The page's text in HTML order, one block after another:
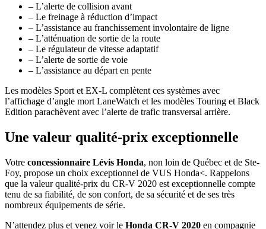
– L’alerte de collision avant
– Le freinage à réduction d’impact
– L’assistance au franchissement involontaire de ligne
– L’atténuation de sortie de la route
– Le régulateur de vitesse adaptatif
– L’alerte de sortie de voie
– L’assistance au départ en pente
Les modèles Sport et EX-L complètent ces systèmes avec
l’affichage d’angle mort LaneWatch et les modèles Touring et Black
Edition parachèvent avec l’alerte de trafic transversal arrière.
Une valeur qualité-prix exceptionnelle
Votre concessionnaire Lévis Honda, non loin de Québec et de Ste-
Foy, propose un choix exceptionnel de VUS Honda<. Rappelons
que la valeur qualité-prix du CR-V 2020 est exceptionnelle compte
tenu de sa fiabilité, de son confort, de sa sécurité et de ses très
nombreux équipements de série.
N’attendez plus et venez voir le Honda CR-V 2020 en compagnie